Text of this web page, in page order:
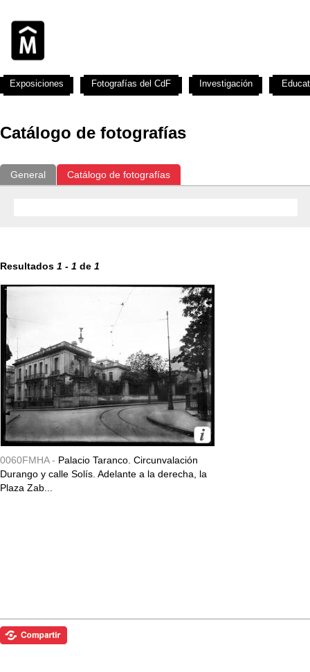
Catálogo de fotografías
General Catálogo de fotografías
Resultados 1 - 1 de 1
0060FMHA - Palacio Taranco. Circunvalación
Durango y calle Solís. Adelante a la derecha, la
Plaza Zab...
Exposiciones Fotografías del CdF Investigación